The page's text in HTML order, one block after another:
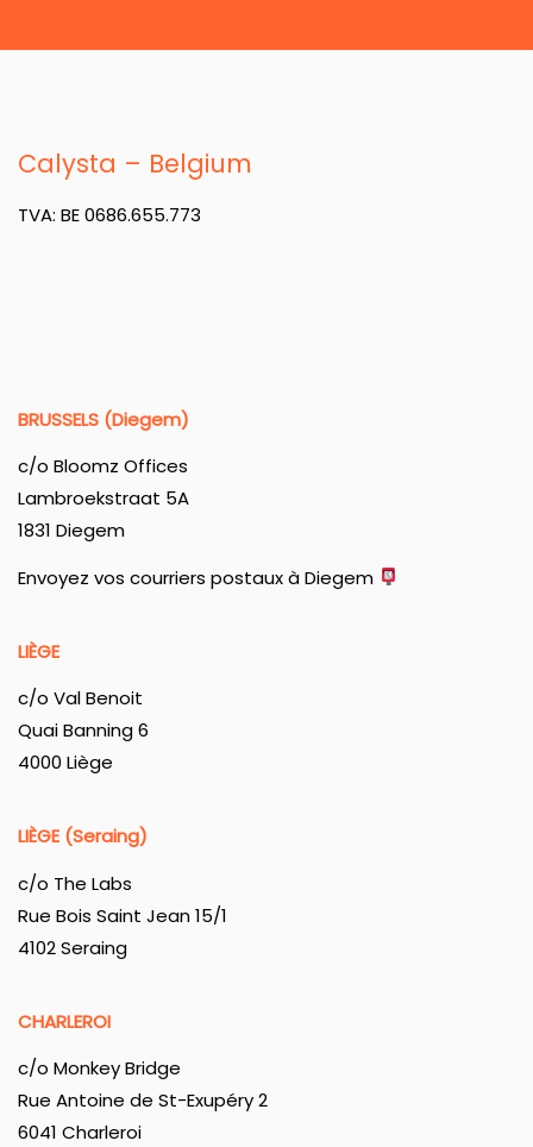
Calysta – Belgium
TVA: BE 0686.655.773
BRUSSELS (Diegem)
c/o Bloomz Offices
Lambroekstraat 5A
1831 Diegem
Envoyez vos courriers postaux à Diegem
LIÈGE
c/o Val Benoit
Quai Banning 6
4000 Liège
LIÈGE (Seraing)
c/o The Labs
Rue Bois Saint Jean 15/1
4102 Seraing
CHARLEROI
c/o Monkey Bridge
Rue Antoine de St-Exupéry 2
6041 Charleroi